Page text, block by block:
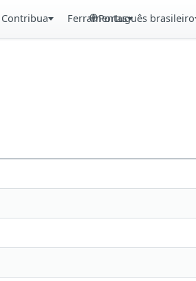
Contribua FerramentasPortuguês brasileiro